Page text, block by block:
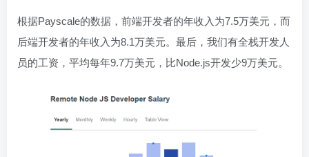
根据Payscale的数据，前端开发者的年收入为7.5万美元，而
后端开发者的年收入为8.1万美元。最后，我们有全栈开发人
员的工资，平均每年9.7万美元，比Node.js开发少9万美元。